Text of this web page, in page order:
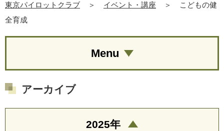
東京パイロットクラブ
＞ イベント・講座 ＞
こどもの健
全育成
Menu
アーカイブ
2025年